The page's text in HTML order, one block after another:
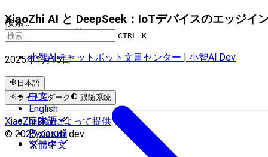
検索...
CTRL K
小智AIチャットボット文書センター | 小智AI.Dev
XiaoZhi AI と DeepSeek：IoTデバイスのエッジイ
テリジェンス革命
2025年1月15日
日本語
中文
English
日本語
Русский
繁體中文
ライト ダーク 跟随系统
ライト
ダーク
XiaoZhi.Devによって提供
© 2025 xiaozhi.dev.